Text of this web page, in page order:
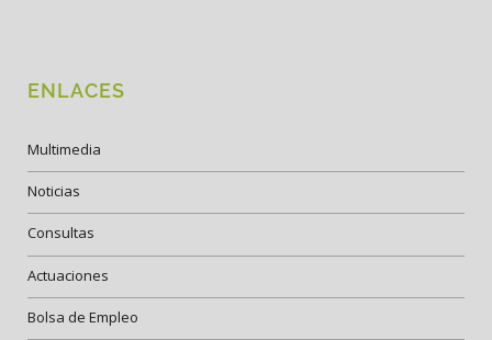
ENLACES
Multimedia
Noticias
Consultas
Actuaciones
Bolsa de Empleo